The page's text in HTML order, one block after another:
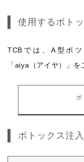
使用するボト
TCBでは、A型ボ
「aiya（アイヤ）」を
ボ
ボトックス注